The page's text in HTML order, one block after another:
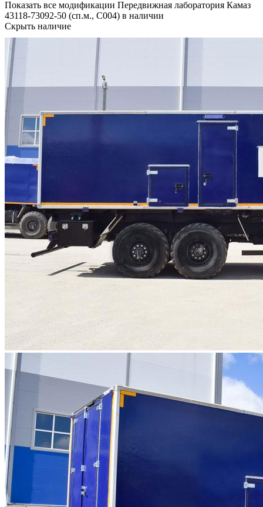
Показать все модификации Передвижная лаборатория Камаз
43118-73092-50 (сп.м., С004) в наличии
Скрыть наличие